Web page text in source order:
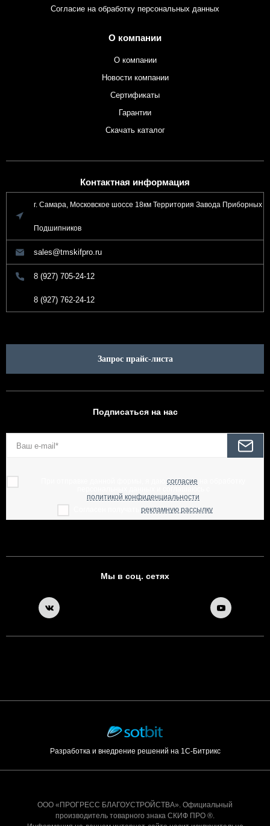
Согласие на обработку персональных данных
О компании
О компании
Новости компании
Сертификаты
Гарантии
Скачать каталог
Контактная информация
г. Самара, Московское шоссе 18км Территория Завода Приборных
Подшипников
sales@tmskifpro.ru
8 (927) 705-24-12
8 (927) 762-24-12
Запрос прайс-листа
Подписаться на нас
согласие
политикой конфиденциальности
рекламную рассылку
Мы в соц. сетях
Разработка и внедрение решений на 1С-Битрикс
ООО «ПРОГРЕСС БЛАГОУСТРОЙСТВА». Официальный
производитель товарного знака СКИФ ПРО ®.